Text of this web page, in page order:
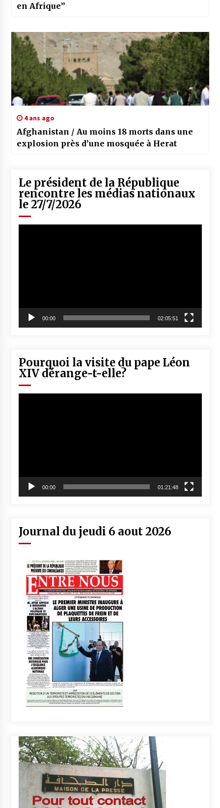
en Afrique”
4 ans ago
Afghanistan / Au moins 18 morts dans une
explosion près d’une mosquée à Herat
Le président de la République
rencontre les médias nationaux
le 27/7/2026
00:00 02:05:51
Pourquoi la visite du pape Léon
XIV dérange-t-elle?
00:00 01:21:48
Journal du jeudi 6 aout 2026